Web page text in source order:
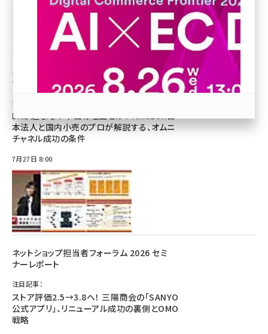
base (1083)
ビィ・フォアード (778)
revico (744)
ネットショップ担当者フォーラム 2025 セミ
ナーレポート
注目記事：
DXが進まない本当の理由とは？ Amazon日
本法人と国内小売のプロが解説する、オムニ
チャネル成功の条件
7月27日 8:00
ネットショップ担当者フォーラム 2026 セミ
ナーレポート
注目記事：
ストア評価2.5→3.8へ！ 三陽商会の「SANYO
公式アプリ」、リニューアル成功の裏側とOMO
戦略
参加登録はこちら↑